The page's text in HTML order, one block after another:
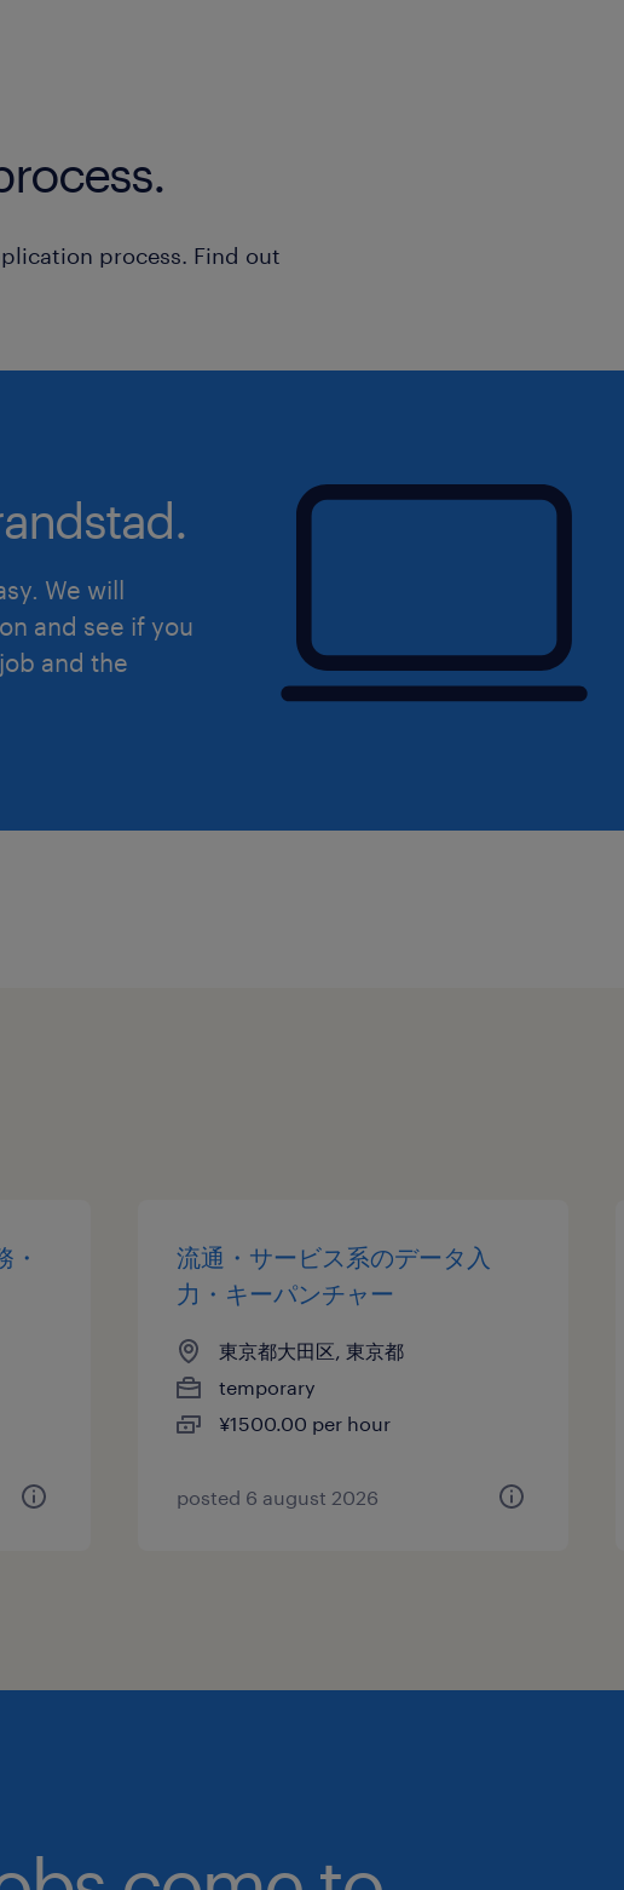
process. Find out
We will
and see if you
and the
・
流通・サービス系のデータ入
力・キーパンチャー
東京都大田区, 東京都
temporary
¥1500.00 per hour
posted 6 august 2026